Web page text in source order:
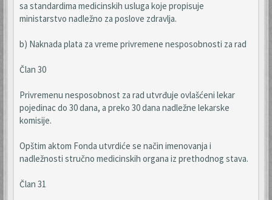
sa standardima medicinskih usluga koje propisuje
ministarstvo nadležno za poslove zdravlja.
b) Naknada plata za vreme privremene nesposobnosti za rad
Član 30
Privremenu nesposobnost za rad utvrđuje ovlašćeni lekar
pojedinac do 30 dana, a preko 30 dana nadležne lekarske
komisije.
Opštim aktom Fonda utvrdiće se način imenovanja i
nadležnosti stručno medicinskih organa iz prethodnog stava.
Član 31